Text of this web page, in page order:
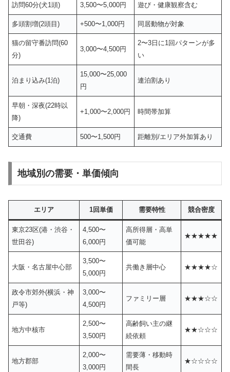
訪問60分(犬1頭) 3,500〜5,000円 遊び・健康観察含む
多頭割増(2頭目) +500〜1,000円 同居動物が対象
猫の留守番訪問(60
分)
3,000〜4,500円
2〜3日に1回パターンが多
い
泊まり込み(1泊)
15,000〜25,000
円
連泊割あり
早朝・深夜(22時以
降)
+1,000〜2,000円 時間帯加算
交通費 500〜1,500円 距離別/エリア外加算あり
地域別の需要・単価傾向
エリア 1回単価 需要特性 競合密度
東京23区(港・渋谷・
世田谷)
4,500〜
6,000円
高所得層・高単
価可能
★★★★★
大阪・名古屋中心部
3,500〜
5,000円
共働き層中心 ★★★★☆
政令市郊外(横浜・神
戸等)
3,000〜
4,500円
ファミリー層 ★★★☆☆
地方中核市
2,500〜
3,500円
高齢飼い主の継
続依頼
★★☆☆☆
地方郡部
2,000〜
3,000円
需要薄・移動時
間長
★☆☆☆☆